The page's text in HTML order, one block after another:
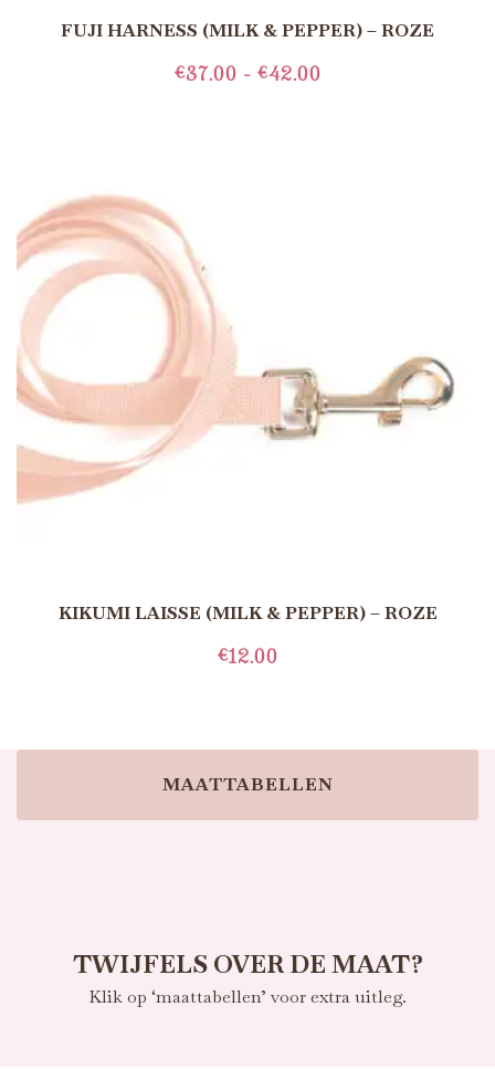
FUJI HARNESS (MILK & PEPPER) – ROZE
€37.00 - €42.00
KIKUMI LAISSE (MILK & PEPPER) – ROZE
€12.00
MAATTABELLEN
TWIJFELS OVER DE MAAT?
Klik op ‘maattabellen’ voor extra uitleg.